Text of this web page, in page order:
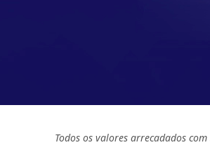
Todos os valores arrecadados